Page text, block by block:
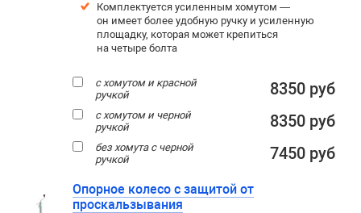
Комплектуется усиленным хомутом —
он имеет более удобную ручку и усиленную
площадку, которая может крепиться
на четыре болта
с хомутом и красной
ручкой
8350 руб
с хомутом и черной
ручкой
8350 руб
без хомута с черной
ручкой
7450 руб
Опорное колесо с защитой от
проскальзывания